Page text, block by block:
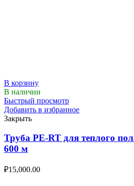
В корзину
В наличии
Быстрый просмотр
Добавить в избранное
Закрыть
Труба PE-RT для теплого
600 м
₽15,000.00